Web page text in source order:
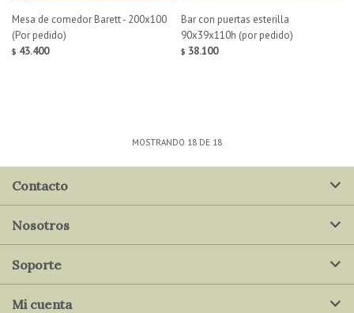
Mesa de comedor Barett - 200x100
(Por pedido)
$ 43.400
Bar con puertas esterilla
90x39x110h (por pedido)
$ 38.100
MOSTRANDO 18 DE 18
Contacto
Nosotros
Soporte
Mi cuenta